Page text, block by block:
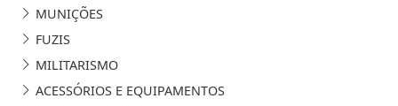
MUNIÇÕES
FUZIS
MILITARISMO
ACESSÓRIOS E EQUIPAMENTOS